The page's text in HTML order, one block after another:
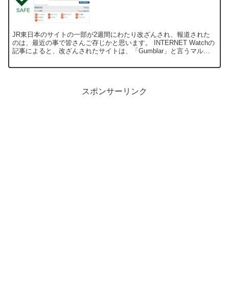
JR東日本のサイトの一部が2週間にわたり改ざんされ、報道された
のは、最近の事で皆さんご存じかと思います。 INTERNET Watchの
記事によると、改ざんされたサイトは、「Gumblar」と言うマルウ
スポンサーリンク